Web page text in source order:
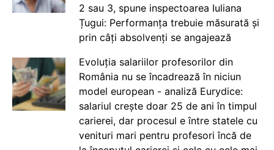
2 sau 3, spune inspectoarea Iuliana
Țugui: Performanța trebuie măsurată și
prin câți absolvenți se angajează
Evoluția salariilor profesorilor din
România nu se încadrează în niciun
model european - analiză Eurydice:
salariul crește doar 25 de ani în timpul
carierei, dar procesul e între statele cu
venituri mari pentru profesori încă de